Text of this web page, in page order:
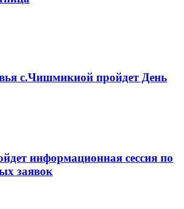
с.Чишмикиой пройдет День
информационная сессия по
заявок